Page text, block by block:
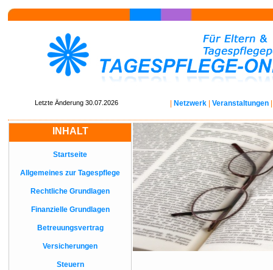
Letzte Änderung 30.07.2026 Netzwerk Veranstaltungen
INHALT
Startseite
Allgemeines zur Tagespflege
Rechtliche Grundlagen
Finanzielle Grundlagen
Betreuungsvertrag
Versicherungen
Steuern